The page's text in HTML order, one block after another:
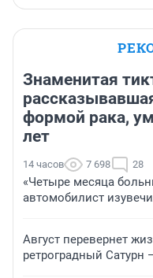
Знаменитая
формой рака,
лет
14 часов 7 698 28
«Четыре месяца
автомобилист
Август перевернет
ретроградный Сатурн